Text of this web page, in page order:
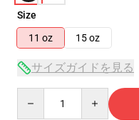
Size
11 oz
15 oz
サイズガイドを見る